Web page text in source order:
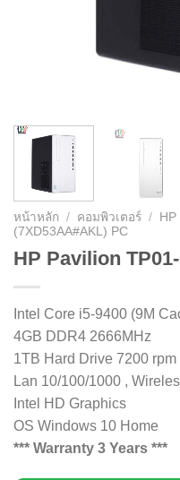
หน้าหลัก / คอมพิวเตอร์ / HP
(7XD53AA#AKL) PC
HP Pavilion
Intel Core i5-9400 (9M
4GB DDR4 2666MHz
1TB Hard Drive 7200
Lan 10/100/1000 ,
Intel HD Graphics
OS Windows 10 Home
*** Warranty 3 Years ***